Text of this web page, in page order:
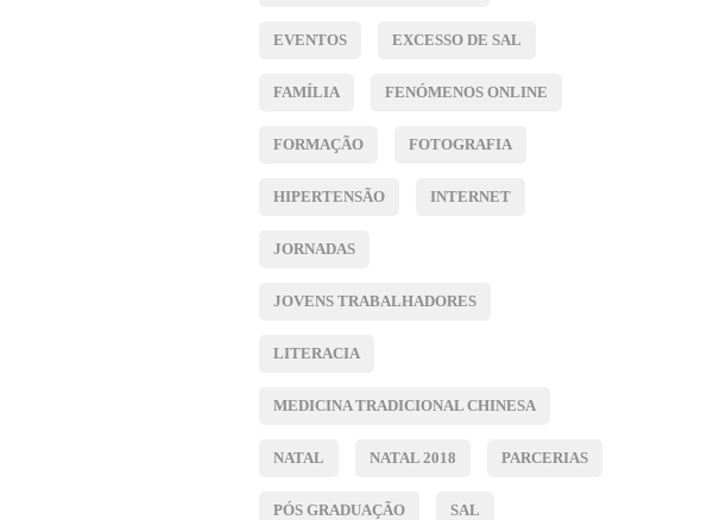
EVENTOS EXCESSO DE SAL
FAMÍLIA FENÓMENOS ONLINE
FORMAÇÃO FOTOGRAFIA
HIPERTENSÃO INTERNET
JORNADAS
JOVENS TRABALHADORES
LITERACIA
MEDICINA TRADICIONAL CHINESA
NATAL NATAL 2018 PARCERIAS
PÓS GRADUAÇÃO SAL